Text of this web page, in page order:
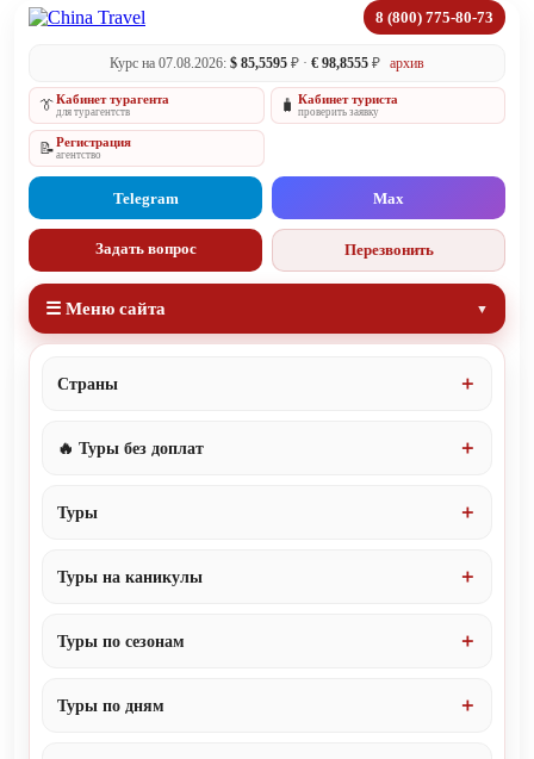
8 (800) 775-80-73
Курс на 07.08.2026: $ 85,5595 ₽ · € 98,8555 ₽ архив
👔Кабинет турагента
для турагентств 🧳 Кабинет туриста
проверить заявку
📝Регистрация
агентство
Telegram Max
Задать вопрос Перезвонить
☰ Меню сайта
Страны
🔥 Туры без доплат
Туры
Туры на каникулы
Туры по сезонам
Туры по дням